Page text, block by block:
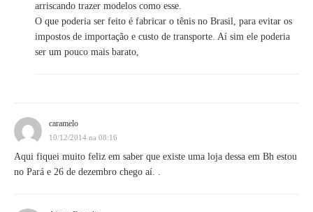
arriscando trazer modelos como esse.
O que poderia ser feito é fabricar o tênis no Brasil, para evitar os
impostos de importação e custo de transporte. Aí sim ele poderia
ser um pouco mais barato,
caramelo
10/12/2014 na 08:16
Aqui fiquei muito feliz em saber que existe uma loja dessa em Bh estou
no Pará e 26 de dezembro chego aí. .